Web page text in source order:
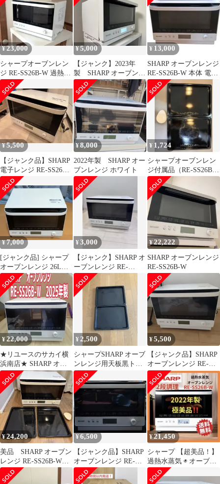
¥23,000
シャープオーブンレン
ジ RE-SS26B-W 過熱水
蒸気機能付きR7年製 家
庭用
¥5,000
【ジャンク】2023年
製 SHARP オーブンレ
ンジ ホワイト【値下げ
しました】
¥ 13,000
SHARP オーブンレンジ
RE-SS26B-W 本体 電子
レンジ
¥5,500
【ジャンク品】SHARP
電子レンジ RE-SS26B-
W 本体
¥8,000
2022年製 SHARP オー
ブンレンジ ホワイト
¥ 1,724
シャープオーブンレン
ジ付属品（RE-SS26B）
角皿２枚スチームカッ
プ取扱説明書
¥7,000
[ジャンク品] シャープ
オーブンレンジ 26L
RE-SS26B 2022年製
¥3,000
【ジャンク】SHARP オ
ーブンレンジ RE-
SS26B-W 本体
¥22,222
SHARP オーブンレンジ
RE-SS26B-W
¥22,000
★リユースのサカイ横
浜南店★ SHARP オー
ブンレンジ RE-SS26B-
W ２５年製 管理0716-
01
¥2,500
シャープSHARP オーブ
ンレンジ用天板黒トレ
ー 角皿RE-SS26B-W用2
枚
¥5,500
【ジャンク品】SHARP
オーブンレンジ RE-
SS26B-W
¥24,200
美品 SHARP オーブン
レンジ RE-SS26B-W本
体
¥6,500
【ジャンク品】SHARP
オーブンレンジ RE-
SS26B
¥21,450
シャープ 【超美品！】
過熱水蒸気 ◉ オーブン
レンジ 26L 2段コンベ
ンション